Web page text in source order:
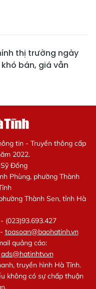
thị trường ngày
khó bán, giá vẫn
tin - Truyền thông cấp
2022.
Đống
Phùng, phường Thành
Thành Sen, tỉnh Hà
(023)93.693.427
toasoan@baohatinh.vn
quảng cáo:
ads@hatinhtv.vn
truyền hình Hà Tĩnh.
không có sự chấp thuận